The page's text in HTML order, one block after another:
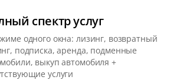
спектр услуг
одного окна: лизинг, возвратный
подписка, аренда, подменные
выкуп автомобиля +
услуги